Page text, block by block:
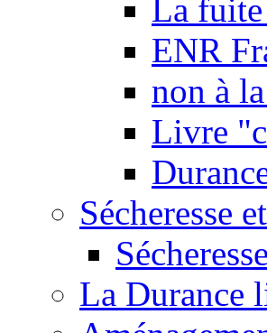
La
ENR
non à
Livre
Sécheresse
La Durance